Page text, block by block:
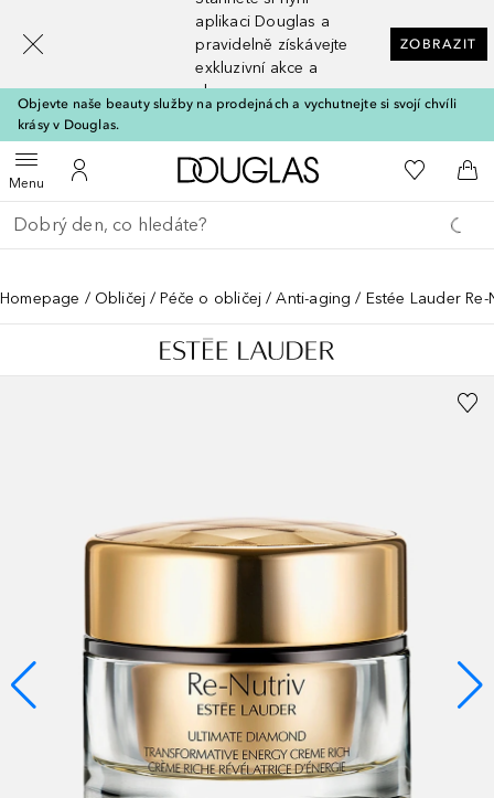
aplikaci Douglas a
pravidelně získávejte
exkluzivní akce a
slevy
ZOBRAZIT
Objevte naše beauty služby na prodejnách a vychutnejte si svojí chvíli
krásy v Douglas.
MenuOtevřít menuK mému účtu
Domů K mému
Do
Vraťte se
Proveďte vyhledávání
Homepage Obličej Péče o obličej Anti-aging Estée Lauder
[navigation.slideout.screenreader]